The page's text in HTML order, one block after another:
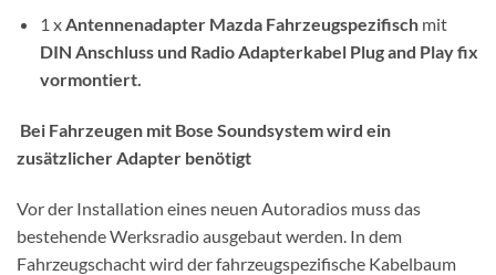
1 xAntennenadapter Mazda Fahrzeugspezifisch mit
DIN Anschluss und Radio Adapterkabel Plug and Play fix
vormontiert.
Bei Fahrzeugen mit Bose Soundsystem wird ein
zusätzlicher Adapter benötigt
Vor der Installation eines neuen Autoradios muss das
bestehende Werksradio ausgebaut werden. In dem
Fahrzeugschacht wird der fahrzeugspezifische Kabelbaum